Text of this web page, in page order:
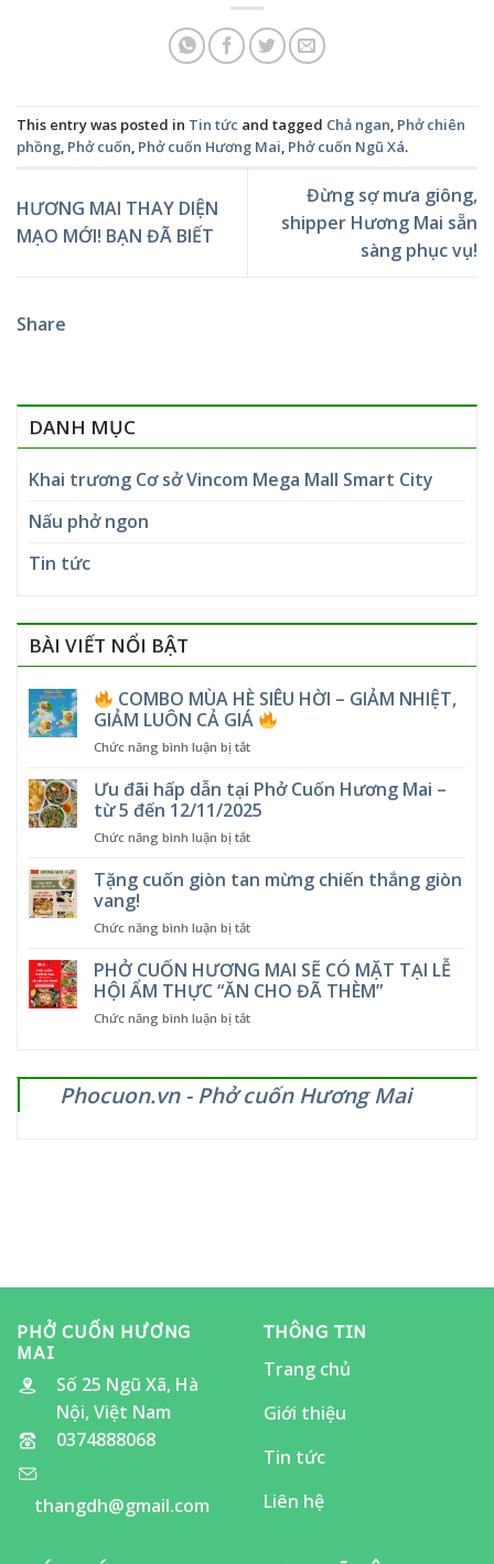
This entry was posted in Tin tức and tagged Chả ngan, Phở chiên
phồng, Phở cuốn, Phở cuốn Hương Mai, Phở cuốn Ngũ Xá.
HƯƠNG MAI THAY DIỆN
MẠO MỚI! BẠN ĐÃ BIẾT
Đừng sợ mưa giông,
shipper Hương Mai sẵn
sàng phục vụ!
Share
DANH MỤC
Khai trương Cơ sở Vincom Mega Mall Smart City
Nấu phở ngon
Tin tức
BÀI VIẾT NỔI BẬT
COMBO MÙA HÈ SIÊU HỜI – GIẢM NHIỆT,
GIẢM LUÔN CẢ GIÁ
Chức năng bình luận bị tắtở
COMBO
MÙA
HÈ
SIÊU
–
GIẢM
CẢ
GIÁ
Ưu đãi hấp dẫn tại Phở Cuốn Hương Mai –
từ 5 đến 12/11/2025
Chức năng bình luận bị tắtở
đãi
tại
Cuốn
Hương
–
đến
12/11/2025
Tặng cuốn giòn tan mừng chiến thắng giòn
vang!
Chức năng bình luận bị tắtở
cuốn
giòn
tan
mừng
giòn
vang!
PHỞ CUỐN HƯƠNG MAI SẼ CÓ MẶT TẠI LỄ
HỘI ẨM THỰC “ĂN CHO ĐÃ THÈM”
Chức năng bình luận bị tắtở
MAI
Phocuon.vn - Phở cuốn Hương Mai
PHỞ CUỐN HƯƠNG
MAI
Số 25 Ngũ Xã, Hà
Nội, Việt Nam
0374888068
thangdh@gmail.com
THÔNG TIN
Trang chủ
Giới thiệu
Tin tức
Liên hệ